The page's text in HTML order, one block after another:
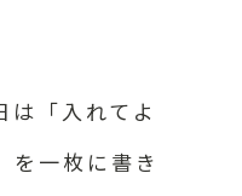
は「入れてよ
を一枚に書き